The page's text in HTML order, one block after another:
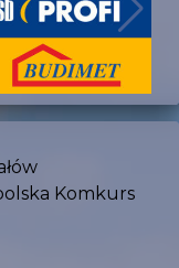
Komkurs